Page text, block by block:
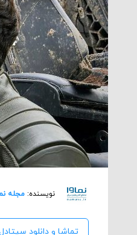
نویسنده: مجله
تماشا و دانلود